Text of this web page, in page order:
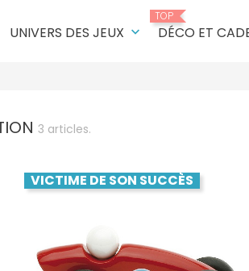
UNIVERS DES JEUX keyboard_arrow_down
TOP
DÉCO ET
3 articles.
VICTIME DE SON SUCCÈS